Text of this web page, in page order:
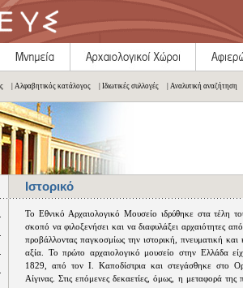
| Αλφαβητικός κατάλογος | Ιδιωτικές συλλογές | Αναλυτική αναζήτηση
Ιστορικό
Το Εθνικό Αρχαιολογικό Μουσείο ιδρύθηκε στα τέλη
σκοπό να φιλοξενήσει και να διαφυλάξει αρχαιότητες
προβάλλοντας παγκοσμίως την ιστορική, πνευματική και
αξία. Το πρώτο αρχαιολογικό μουσείο στην Ελλάδα
1829, από τον Ι. Καποδίστρια και στεγάσθηκε στο
Αίγινας. Στις επόμενες δεκαετίες, όμως, η μεταφορά της